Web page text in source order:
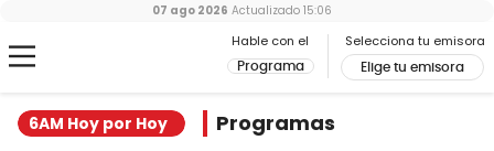
Hable con el
Programa
Selecciona tu emisora
Elige tu emisora
07 ago 2026 Actualizado 15:06
6AM Hoy por Hoy Programas